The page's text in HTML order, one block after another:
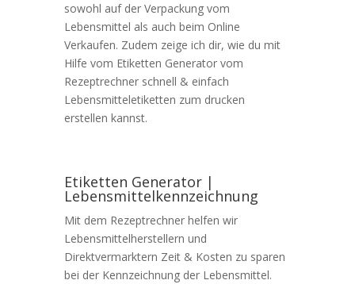
sowohl auf der Verpackung vom
Lebensmittel als auch beim Online
Verkaufen. Zudem zeige ich dir, wie du mit
Hilfe vom Etiketten Generator vom
Rezeptrechner schnell & einfach
Lebensmitteletiketten zum drucken
erstellen kannst.
Etiketten Generator |
Lebensmittelkennzeichnung
Mit dem Rezeptrechner helfen wir
Lebensmittelherstellern und
Direktvermarktern Zeit & Kosten zu sparen
bei der Kennzeichnung der Lebensmittel.